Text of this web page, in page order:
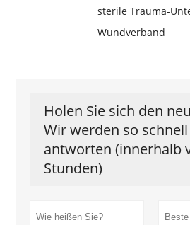
sterile Trauma-
Wundverband
Holen Sie sich den
Wir werden so
antworten (innerhalb
Stunden)